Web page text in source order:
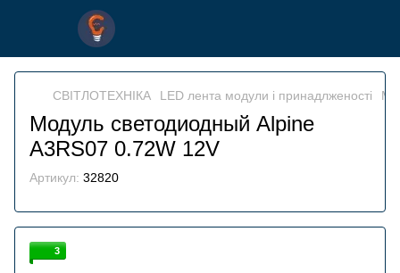
СВІТЛОТЕХНІКА LED лента модули і принадлженості
Модуль светодиодный Alpine
A3RS07 0.72W 12V
Артикул: 32820
3